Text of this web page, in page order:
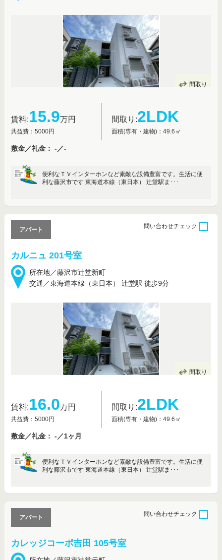
間取り
賃料:15.9万円
共益費：5000円
間取り:2LDK
面積(専有・建物)：49.6㎡
敷金／礼金： -／-
便利なＴＶインターホンなど素敵な設備豊富です。生活に便
利な藤沢市です 東海道本線（東日本） 辻堂駅ま･･･
カルニュ 201号室
所在地／藤沢市辻堂新町
交通／東海道本線（東日本） 辻堂駅 徒歩9分
アパート
問い合わせチェック
間取り
賃料:16.0万円
共益費：5000円
間取り:2LDK
面積(専有・建物)：49.6㎡
敷金／礼金： -／1ヶ月
便利なＴＶインターホンなど素敵な設備豊富です。生活に便
利な藤沢市です 東海道本線（東日本） 辻堂駅ま･･･
カレッジコーポ吉田 105号室
アパート
問い合わせチェック